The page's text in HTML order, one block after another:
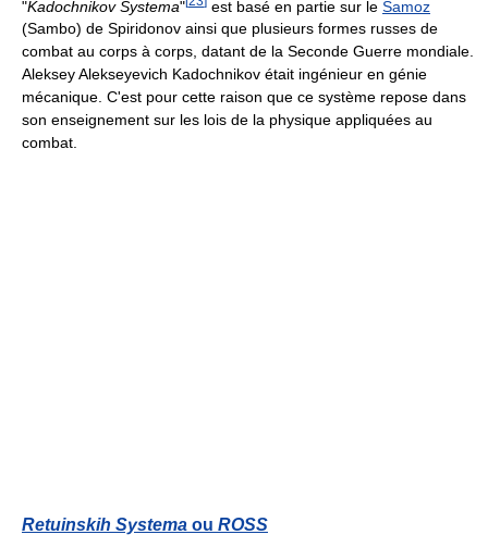
"Kadochnikov Systema" est basé en partie sur le Samoz
(Sambo) de Spiridonov ainsi que plusieurs formes russes de
combat au corps à corps, datant de la Seconde Guerre mondiale.
Aleksey Alekseyevich Kadochnikov était ingénieur en génie
mécanique. C'est pour cette raison que ce système repose dans
son enseignement sur les lois de la physique appliquées au
combat.
Retuinskih Systema ou ROSS